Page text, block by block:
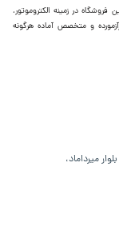
نموده و فعالیت این فروشگاه در زمینه الکتروموتور،
و متخصص آماده هرگونه
میرداماد،